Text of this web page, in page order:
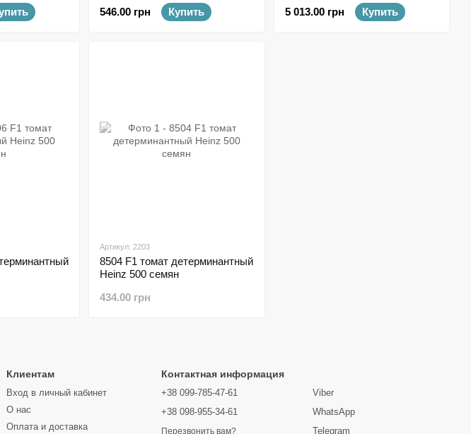
546.00 грн
Купить
5 013.00 грн
Купить
Артикул: 2203
8504 F1 томат детерминантный
Heinz 500 семян
434.00 грн
Клиентам
Вход в личный кабинет
О нас
Оплата и доставка
Контактная информация
+38 099-785-47-61
+38 098-955-34-61
Перезвонить вам?
Viber
WhatsApp
Telegram